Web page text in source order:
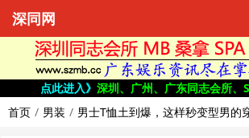
深同网
点此进入》 深圳、广州、广东同志会所、
首页
男装 男士T恤土到爆，这样秒变型男的